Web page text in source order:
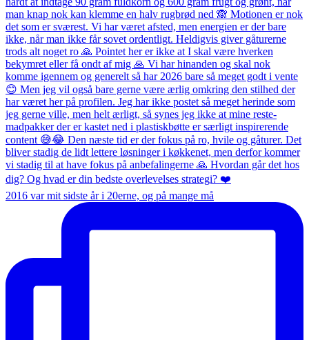
2016 var mit sidste år i 20erne, og på mange må